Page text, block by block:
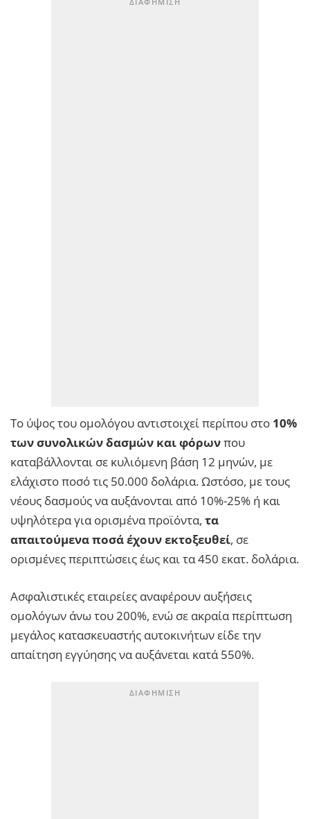
Το ύψος του ομολόγου αντιστοιχεί περίπου στο 10%
των συνολικών δασμών και φόρωνπου
καταβάλλονται σε κυλιόμενη βάση 12 μηνών, με
ελάχιστο ποσό τις 50.000 δολάρια. Ωστόσο, με τους
νέους δασμούς να αυξάνονται από 10%-25% ή και
υψηλότερα για ορισμένα προϊόντα, τα
απαιτούμενα ποσά έχουν εκτοξευθεί, σε
ορισμένες περιπτώσεις έως και τα 450 εκατ. δολάρια.
Ασφαλιστικές εταιρείες αναφέρουν αυξήσεις
ομολόγων άνω του 200%, ενώ σε ακραία περίπτωση
μεγάλος κατασκευαστής αυτοκινήτων είδε την
απαίτηση εγγύησης να αυξάνεται κατά 550%.